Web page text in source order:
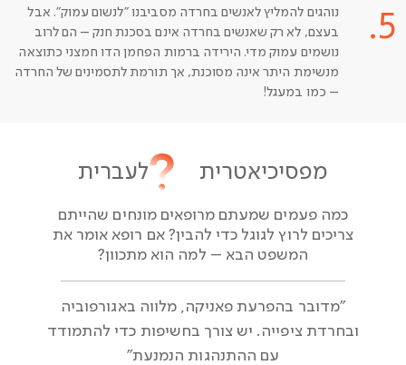
5.
נוהגים להמליץ לאנשים בחרדה מסביבנו "לנשום עמוק". אבל
בעצם, לא רק שאנשים בחרדה אינם בסכנת חנק – הם לרוב
נושמים עמוק מדי. הירידה ברמות הפחמן הדו חמצני כתוצאה
מנשימת היתר אינה מסוכנת, אך תורמת לתסמינים של החרדה
– כמו במעגל!
מפסיכיאטרית לעברית
כמה פעמים שמעתם מרופאים מונחים שהייתם
צריכים לרוץ לגוגל כדי להבין? אם רופא אומר את
המשפט הבא – למה הוא מתכוון?
"מדובר בהפרעת פאניקה, מלווה באגורפוביה
ובחרדת ציפייה. יש צורך בחשיפות כדי להתמודד
עם ההתנהגות הנמנעת"